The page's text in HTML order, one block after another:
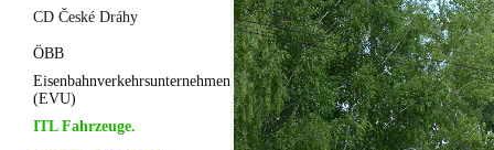
CD České Dráhy
ÖBB
Eisenbahnverkehrsunternehmen
(EVU)
ITL Fahrzeuge.